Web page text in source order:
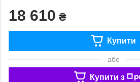
18 610 ₴
Купити
або
Купити з